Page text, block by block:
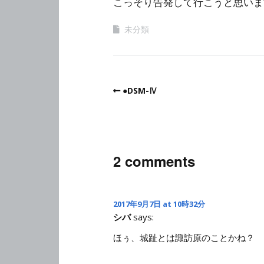
未分類
●DSM-Ⅳ
2 comments
2017年9月7日 at 10時32分
シバ says:
ほぅ、城趾とは諏訪原のことかね？